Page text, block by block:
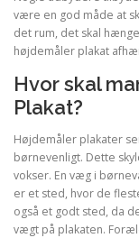
være en god måde at
det rum, det skal
højdemåler plakat
Hvor skal
Plakat?
Højdemåler plakater
børnevenligt. Dette
vokser. En væg i
er et sted, hvor de
også et godt sted, da
vægt på plakaten.